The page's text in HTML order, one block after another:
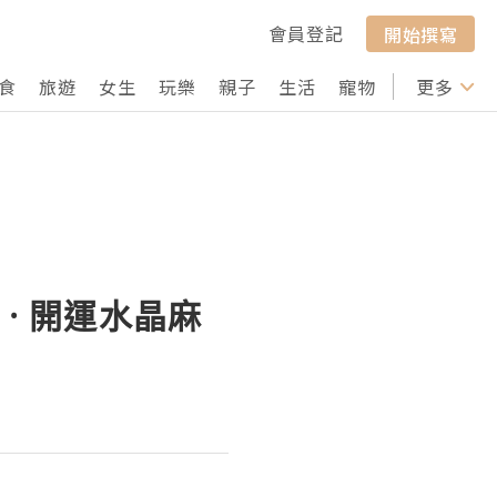
會員登記
開始撰寫
旅遊 女生 玩樂 親子 生活 寵物 行山 打卡
更多
開運水晶麻